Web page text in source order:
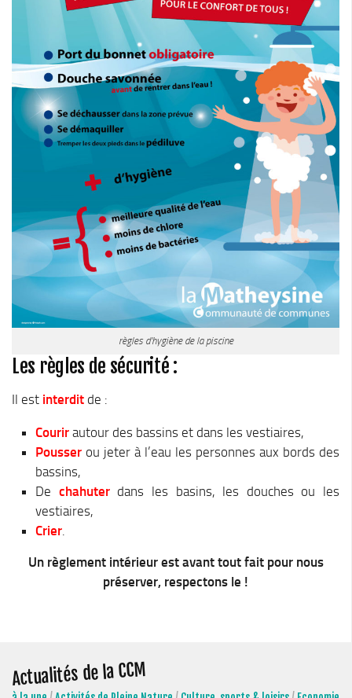
règles d’hygiène de la piscine
Les règles de sécurité :
Il est interdit de :
Courir autour des bassins et dans les vestiaires,
Pousser ou jeter à l’eau les personnes aux bords des
bassins,
De chahuterdans les basins, les douches ou les
vestiaires,
Crier.
Un règlement intérieur est avant tout fait pour nous
préserver, respectons le !
Actualités de la CCM